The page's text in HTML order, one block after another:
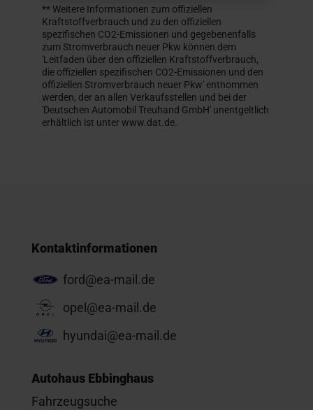
** Weitere Informationen zum offiziellen
Kraftstoffverbrauch und zu den offiziellen
spezifischen CO2-Emissionen und gegebenenfalls
zum Stromverbrauch neuer Pkw können dem
'Leitfaden über den offiziellen Kraftstoffverbrauch,
die offiziellen spezifischen CO2-Emissionen und den
offiziellen Stromverbrauch neuer Pkw' entnommen
werden, der an allen Verkaufsstellen und bei der
'Deutschen Automobil Treuhand GmbH' unentgeltlich
erhältlich ist unter www.dat.de.
Kontaktinformationen
ford@ea-mail.de
opel@ea-mail.de
hyundai@ea-mail.de
Autohaus Ebbinghaus
Fahrzeugsuche